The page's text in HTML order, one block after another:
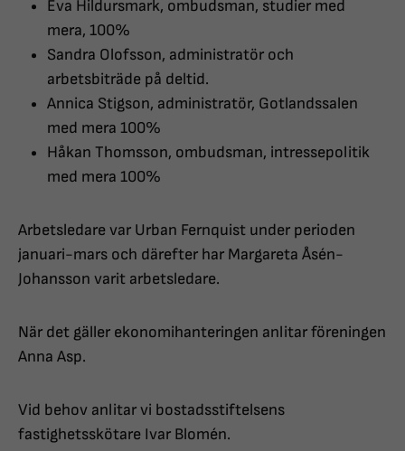
Eva Hildursmark, ombudsman, studier med
mera, 100%
Sandra Olofsson, administratör och
arbetsbiträde på deltid.
Annica Stigson, administratör, Gotlandssalen
med mera 100%
Håkan Thomsson, ombudsman, intressepolitik
med mera 100%
Arbetsledare var Urban Fernquist under perioden
januari-mars och därefter har Margareta Åsén-
Johansson varit arbetsledare.
När det gäller ekonomihanteringen anlitar föreningen
Anna Asp.
Vid behov anlitar vi bostadsstiftelsens
fastighetsskötare Ivar Blomén.